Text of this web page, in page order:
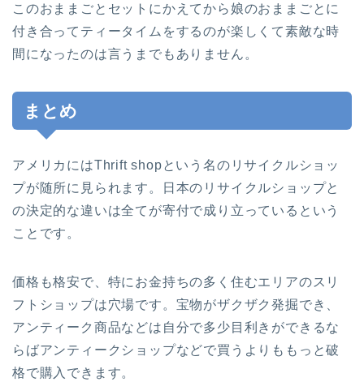
このおままごとセットにかえてから娘のおままごとに
付き合ってティータイムをするのが楽しくて素敵な時
間になったのは言うまでもありません。
まとめ
アメリカにはThrift shopという名のリサイクルショッ
プが随所に見られます。日本のリサイクルショップと
の決定的な違いは全てが寄付で成り立っているという
ことです。
価格も格安で、特にお金持ちの多く住むエリアのスリ
フトショップは穴場です。宝物がザクザク発掘でき、
アンティーク商品などは自分で多少目利きができるな
らばアンティークショップなどで買うよりももっと破
格で購入できます。